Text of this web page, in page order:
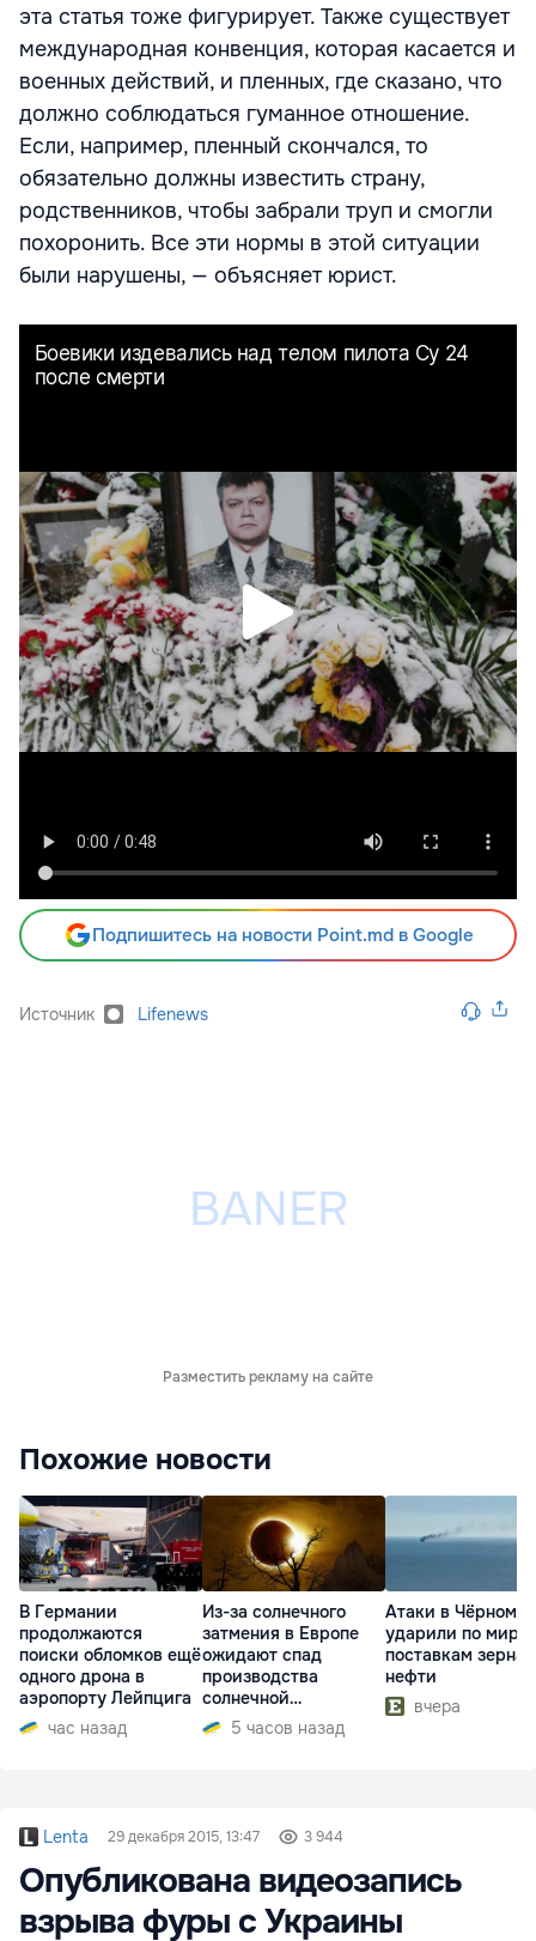
эта статья тоже фигурирует. Также существует
международная конвенция, которая касается и
военных действий, и пленных, где сказано, что
должно соблюдаться гуманное отношение.
Если, например, пленный скончался, то
обязательно должны известить страну,
родственников, чтобы забрали труп и смогли
похоронить. Все эти нормы в этой ситуации
были нарушены, — объясняет юрист.
Подпишитесь на новости Point.md в Google
Источник Lifenews
Разместить рекламу на сайте
Похожие новости
В Германии
продолжаются
поиски обломков ещё
одного дрона в
аэропорту Лейпцига
час назад
Из-за солнечного
затмения в Европе
ожидают спад
производства
солнечной
электроэнергии
5 часов назад
Атаки в Чёрном
ударили по
поставкам зерна
нефти
вчера
Lenta 29 декабря 2015, 13:47 3 944
Опубликована видеозапись
взрыва фуры с Украины